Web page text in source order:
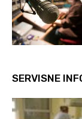
SERVISNE